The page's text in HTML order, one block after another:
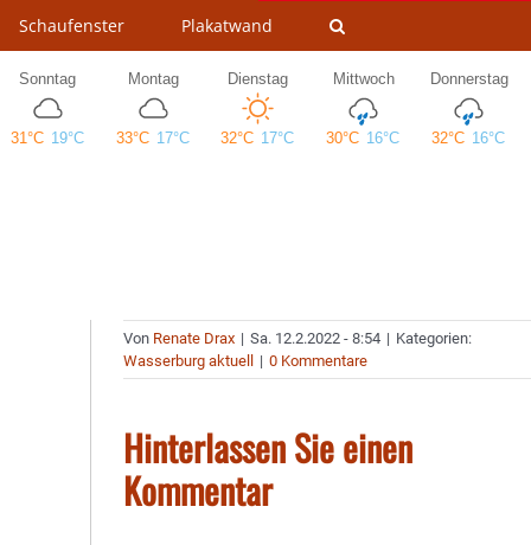
Schaufenster Plakatwand
Von Renate Drax | Sa. 12.2.2022 - 8:54 | Kategorien:
Wasserburg aktuell
| 0 Kommentare
Hinterlassen Sie einen
Kommentar